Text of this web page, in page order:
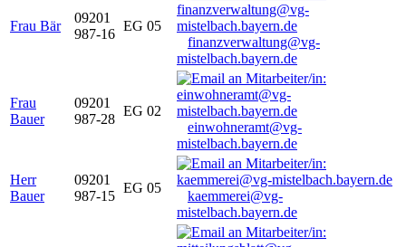
Frau Bär
09201
987-16
EG 05
finanzverwaltung@vg-
mistelbach.bayern.de
Frau
Bauer
09201
987-28
EG 02
einwohneramt@vg-
mistelbach.bayern.de
Herr
Bauer
09201
987-15
EG 05
kaemmerei@vg-
mistelbach.bayern.de